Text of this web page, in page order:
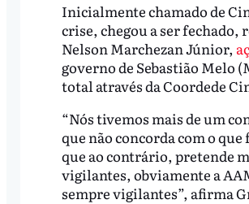
Inicialmente chamado de
crise, chegou a ser fechado,
Nelson Marchezan Júnior,
governo de Sebastião Melo
total através da Coordede
“Nós tivemos mais de um
que não concorda com o
que ao contrário, pretende
vigilantes, obviamente a
sempre vigilantes”, afirma